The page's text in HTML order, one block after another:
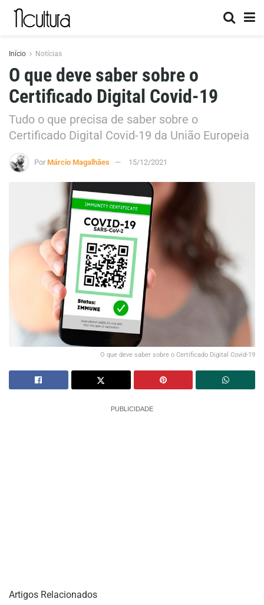
Início Notícias
O que deve saber sobre o
Certificado Digital Covid-19
Tudo o que precisa de saber sobre o
Certificado Digital Covid-19 da União Europeia
Por Márcio Magalhães 15/12/2021
O que deve saber sobre o Certificado Digital Covid-19
PUBLICIDADE
Artigos Relacionados